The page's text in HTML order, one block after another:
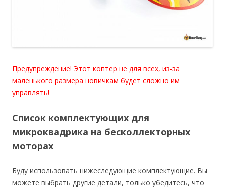
Предупреждение! Этот коптер не для всех, из-за
маленького размера новичкам будет сложно им
управлять!
Список комплектующих для
микроквадрика на бесколлекторных
моторах
Буду использовать нижеследующие комплектующие. Вы
можете выбрать другие детали, только убедитесь, что